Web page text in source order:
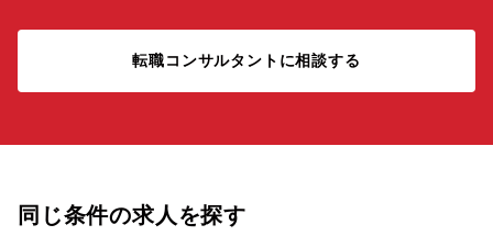
転職コンサルタントに相談する
同じ条件の求人を探す